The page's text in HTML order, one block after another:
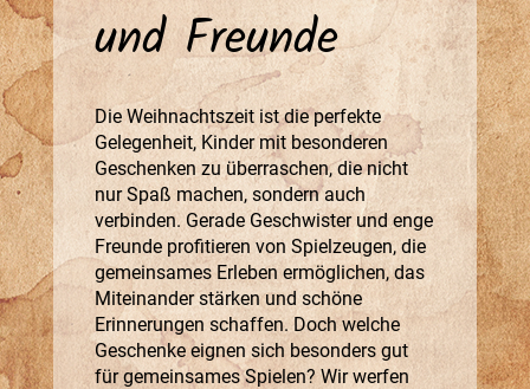
und Freunde
Die Weihnachtszeit ist die perfekte
Gelegenheit, Kinder mit besonderen
Geschenken zu überraschen, die nicht
nur Spaß machen, sondern auch
verbinden. Gerade Geschwister und enge
Freunde profitieren von Spielzeugen, die
gemeinsames Erleben ermöglichen, das
Miteinander stärken und schöne
Erinnerungen schaffen. Doch welche
Geschenke eignen sich besonders gut
für gemeinsames Spielen? Wir werfen